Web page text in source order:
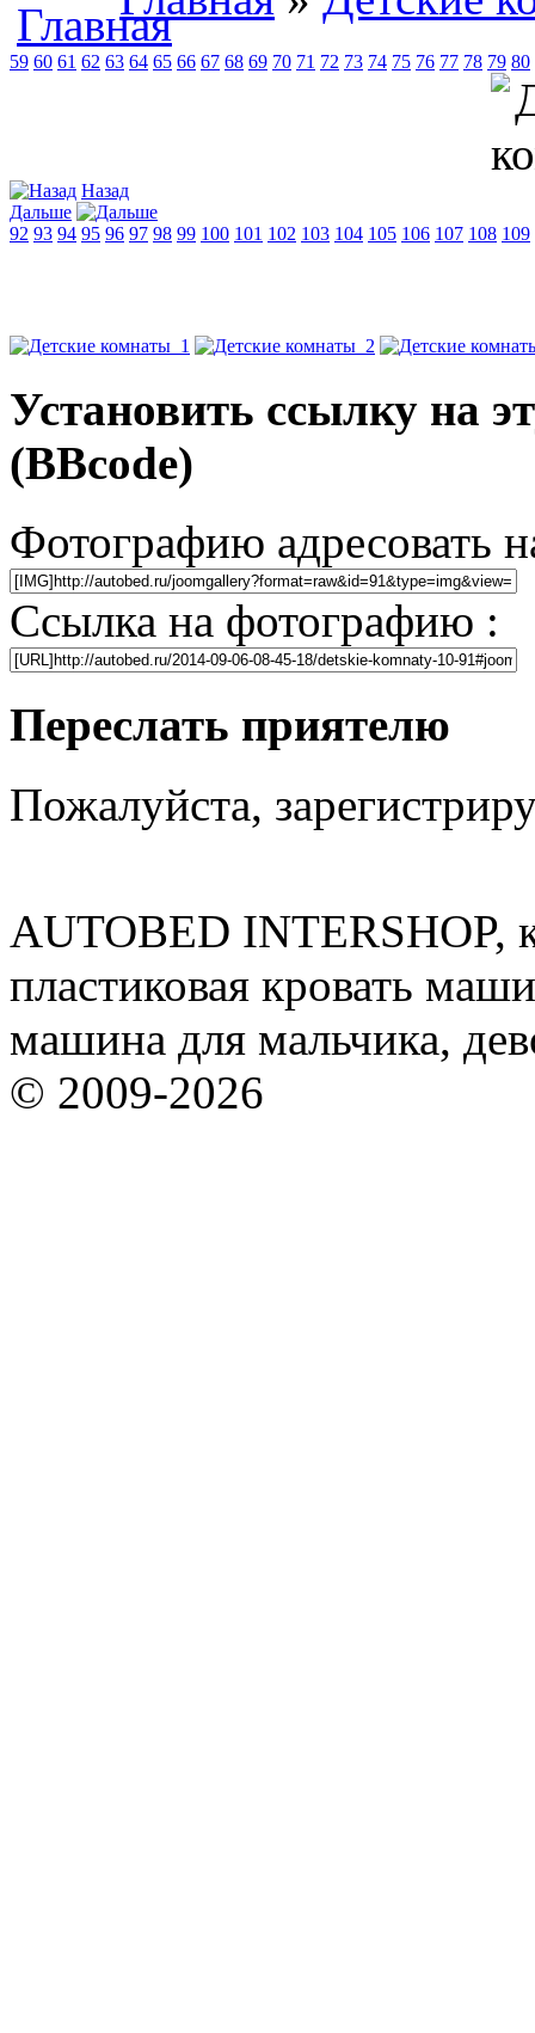
59 60 61 62 63 64 65 66 67 68 69 70 71 72 73 74 75 76 77 78 79 80
Назад
Дальше
92 93 94 95 96 97 98 99 100 101 102 103 104 105 106 107 108 109
Установить ссылку на
(BBcode)
Фотографию адресовать
Ссылка на фотографию :
Переслать приятелю
Пожалуйста,
AUTOBED INTERSHOP,
пластиковая кровать
машина для мальчика,
© 2009-2026